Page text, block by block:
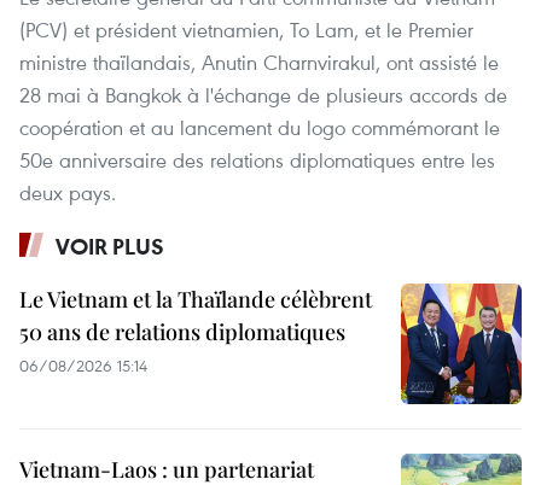
(PCV) et président vietnamien, To Lam, et le Premier
ministre thaïlandais, Anutin Charnvirakul, ont assisté le
28 mai à Bangkok à l'échange de plusieurs accords de
coopération et au lancement du logo commémorant le
50e anniversaire des relations diplomatiques entre les
deux pays.
VOIR PLUS
Le Vietnam et la Thaïlande célèbrent
50 ans de relations diplomatiques
06/08/2026 15:14
Vietnam-Laos : un partenariat